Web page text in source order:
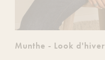
Munthe - Look d'hiver